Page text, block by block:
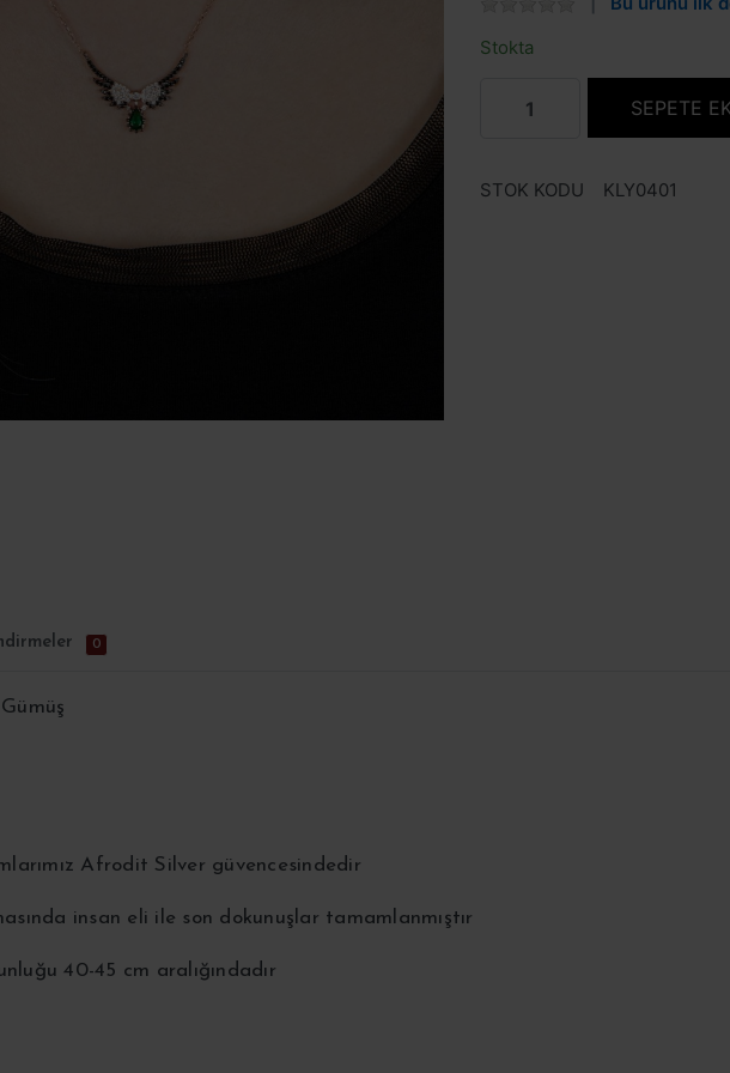
Stokta
SEPETE
STOK KODU KLY0401
0
Afrodit Silver güvencesindedir
insan eli ile son dokunuşlar tamamlanmıştır
40-45 cm aralığındadır